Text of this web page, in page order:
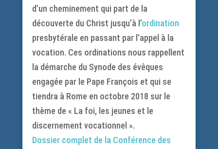
d’un cheminement qui part de la
découverte du Christ jusqu’à l’ordination
presbytérale en passant par l’appel à la
vocation. Ces ordinations nous rappellent
la démarche du Synode des évêques
engagée par le Pape François et qui se
tiendra à Rome en octobre 2018 sur le
thème de « La foi, les jeunes et le
discernement vocationnel ».
Dossier complet de la Conférence des